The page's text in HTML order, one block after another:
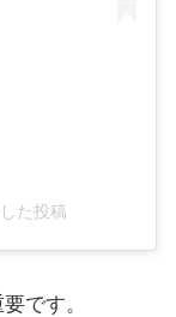
た投稿
です。